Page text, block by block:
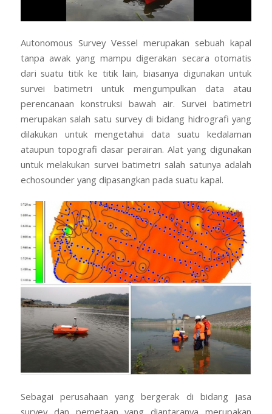
Autonomous Survey Vessel merupakan sebuah kapal
tanpa awak yang mampu digerakan secara otomatis
dari suatu titik ke titik lain, biasanya digunakan untuk
survei batimetri untuk mengumpulkan data atau
perencanaan konstruksi bawah air. Survei batimetri
merupakan salah satu survey di bidang hidrografi yang
dilakukan untuk mengetahui data suatu kedalaman
ataupun topografi dasar perairan. Alat yang digunakan
untuk melakukan survei batimetri salah satunya adalah
echosounder yang dipasangkan pada suatu kapal.
Sebagai perusahaan yang bergerak di bidang jasa
survey dan pemetaan yang diantaranya merupakan